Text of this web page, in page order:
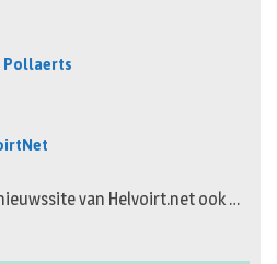
Pollaerts
van Helvoirt.net ook …